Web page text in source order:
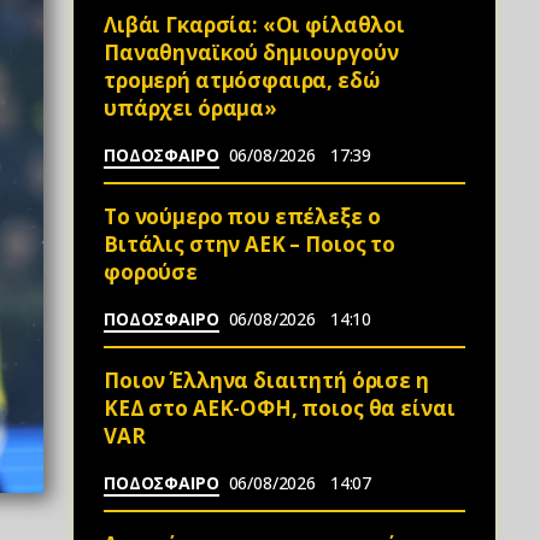
Λιβάι Γκαρσία: «Οι φίλαθλοι
Παναθηναϊκού δημιουργούν
τρομερή ατμόσφαιρα, εδώ
υπάρχει όραμα»
ΠΟΔΟΣΦΑΙΡΟ 06/08/2026 17:39
Το νούμερο που επέλεξε ο
Βιτάλις στην ΑΕΚ – Ποιος το
φορούσε
ΠΟΔΟΣΦΑΙΡΟ 06/08/2026 14:10
Ποιον Έλληνα διαιτητή όρισε η
ΚΕΔ στο ΑΕΚ-ΟΦΗ, ποιος θα είναι
VAR
ΠΟΔΟΣΦΑΙΡΟ 06/08/2026 14:07